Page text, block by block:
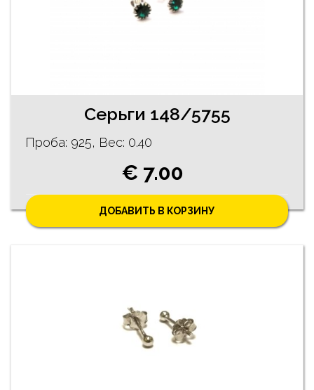
Серьги 148/5755
Проба: 925, Bес: 0.40
€ 7.00
ДОБАВИТЬ В КОРЗИНУ